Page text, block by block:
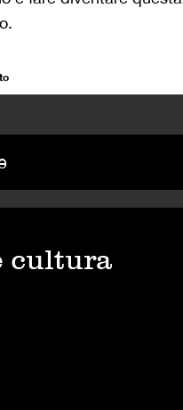
cultura